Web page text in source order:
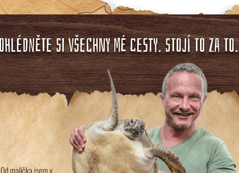
SI VŠECHNY MÉ CESTY. STOJÍ TO ZA TO.
malička jsem v